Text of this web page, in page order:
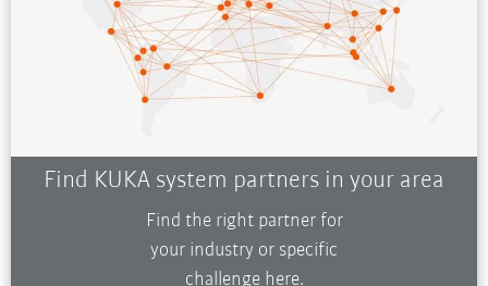
Find KUKA system partners in your area
Find the right partner for
your industry or specific
challenge here.